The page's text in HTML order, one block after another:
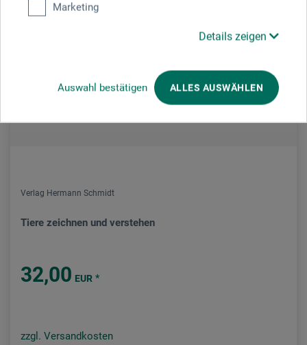
Marketing
Details zeigen
Auswahl bestätigen ALLES AUSWÄHLEN
Verlag Hermann Schmidt
Tiere zeichnen und verstehen
32,00 EUR *
zzgl. Versandkosten